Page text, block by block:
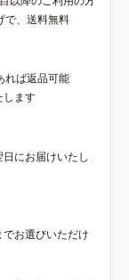
で、送料無料
れば返品可能
ます
にお届けいたし
お選びいただけ